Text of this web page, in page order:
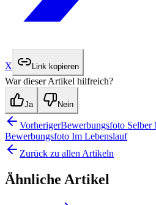
X Link kopieren
War dieser Artikel hilfreich?
Ja Nein
VorherigerBewerbungsfoto Selber
Bewerbungsfoto Im Lebenslauf
Zurück zu allen Artikeln
Ähnliche Artikel